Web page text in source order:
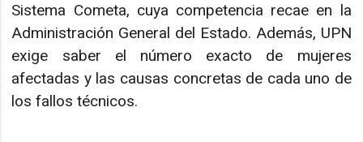
Sistema Cometa, cuya competencia recae en la
Administración General del Estado. Además, UPN
exige saber el número exacto de mujeres
afectadas y las causas concretas de cada uno de
los fallos técnicos.